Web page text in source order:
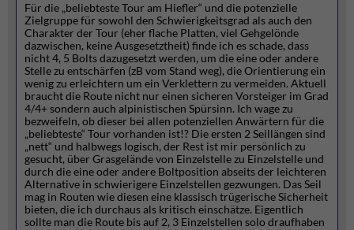
Für die „beliebteste Tour am Hiefler“ und die potenzielle
Zielgruppe für sowohl den Schwierigkeitsgrad als auch den
Charakter der Tour (eher flache Platten, viel Gehgelönde
dazwischen, keine Ausgesetztheit) finde ich es schade, dass
nicht 4, 5 Bolts dazugesetzt werden, um die eine oder andere
Stelle zu entschärfen (zB vom Stand weg), die Orientierung ein
wenig zu erleichtern um ein Verklettern zu vermeiden. Aktuell
braucht die Route nicht nur einen sicheren Vorsteiger im Grad
4/4+ sondern auch alpinistischen Spürsinn. Ich wage zu
bezweifeln, ob dieser bei allen potenziellen Anwärtern für die
„beliebteste“ Tour vorhanden ist!? Die ersten 2 Seillängen sind
„nett“ und halbwegs logisch, der Rest ist mir persönlich zu
gesucht, über Grasgelände von Einzelstelle zu Einzelstelle und
durch die eine oder andere Boltposition abseits der leichteren
Alternative in schwierigere Einzelstellen gezwungen. Das Seil
mag in Routen wie diesen eine klassisch trügerische Sicherheit
bieten, die ich durchaus als kritisch einschätze. Eigentlich
sollte man die Route bis auf 2, 3 Einzelstellen solo draufhaben